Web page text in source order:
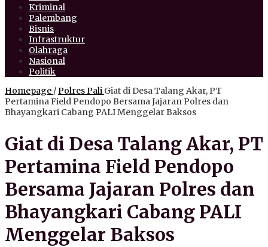
Kriminal
Palembang
Bisnis
Infrastruktur
Olahraga
Nasional
Politik
Homepage /Polres Pali Giat di Desa Talang Akar, PT
Pertamina Field Pendopo Bersama Jajaran Polres dan
Bhayangkari Cabang PALI Menggelar Baksos
Giat di Desa Talang Akar, PT
Pertamina Field Pendopo
Bersama Jajaran Polres dan
Bhayangkari Cabang PALI
Menggelar Baksos